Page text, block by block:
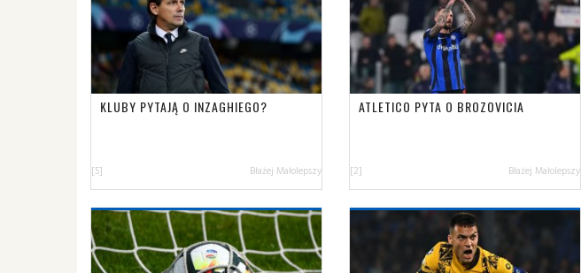
KLUBY PYTAJĄ O INZAGHIEGO?
[5] Błażej Małolepszy
ATLETICO PYTA O BROZOVICIA
[2] Błażej Małolepszy